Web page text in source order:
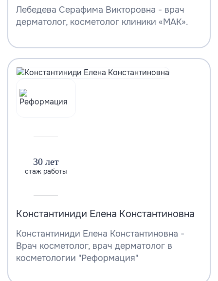
Лебедева Серафима Викторовна - врач
дерматолог, косметолог клиники «МАК».
30 лет
стаж работы
Константиниди Елена Константиновна
Константиниди Елена Константиновна -
Врач косметолог, врач дерматолог в
косметологии "Реформация"